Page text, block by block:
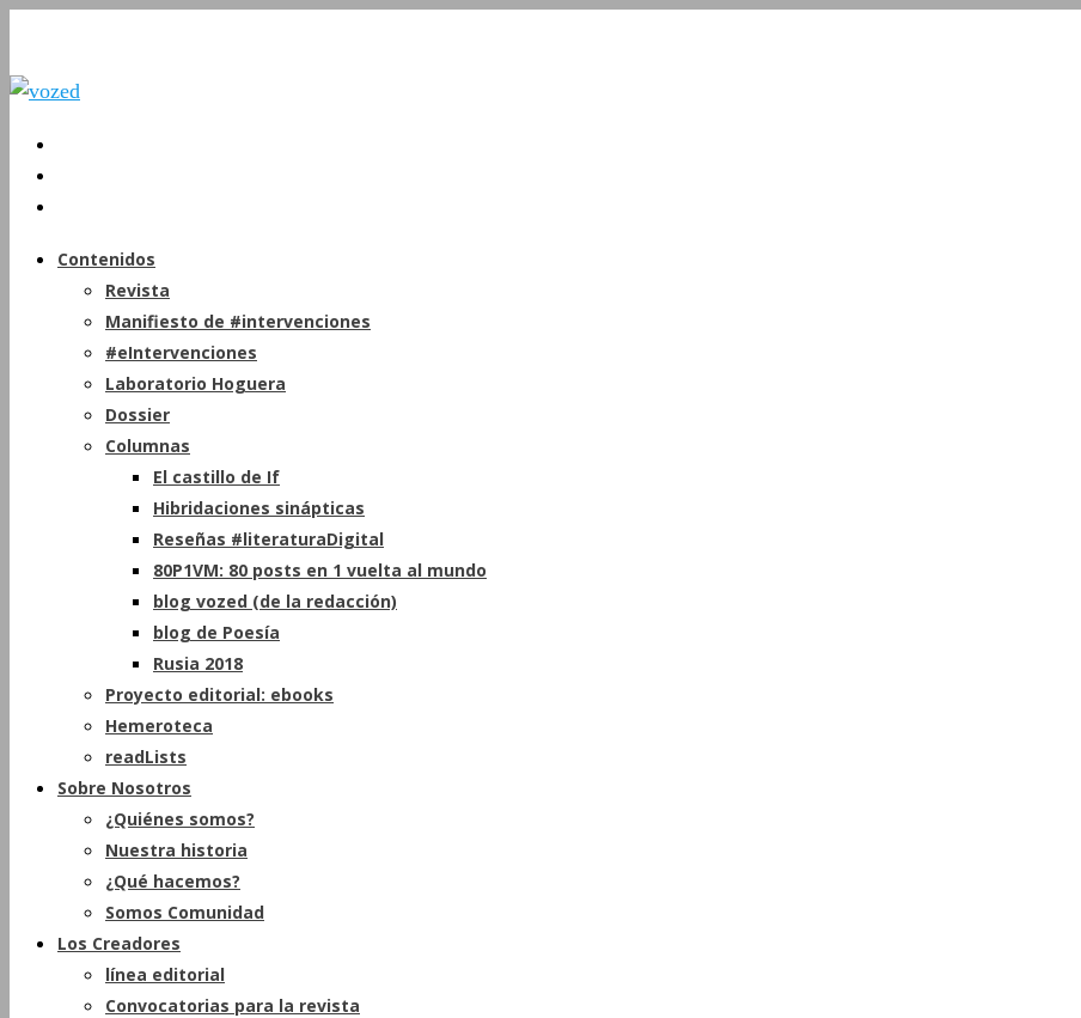
Contenidos
Revista
Manifiesto de #intervenciones
#eIntervenciones
Laboratorio Hoguera
Dossier
Columnas
El castillo de If
Hibridaciones sinápticas
Reseñas #literaturaDigital
80P1VM: 80 posts en 1 vuelta al mundo
blog vozed (de la redacción)
blog de Poesía
Rusia 2018
Proyecto editorial: ebooks
Hemeroteca
readLists
Sobre Nosotros
¿Quiénes somos?
Nuestra historia
¿Qué hacemos?
Somos Comunidad
Los Creadores
línea editorial
Convocatorias para la revista